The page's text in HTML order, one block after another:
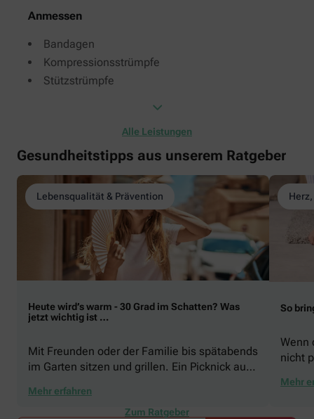
Anmessen
Bandagen
Kompressionsstrümpfe
Stützstrümpfe
Alle Leistungen
Gesundheitstipps aus unserem Ratgeber
Lebensqualität & Prävention
Heute wird’s warm - 30 Grad im Schatten? Was
jetzt wichtig ist …
Mit Freunden oder der Familie bis spätabends
im Garten sitzen und grillen. Ein Picknick auf
den See gleiten oder eine Radtour durch die
blühende Landschaft unternehmen … Der
Mehr erfahren
So
Wenn
nicht
Mehr
Zum Ratgeber